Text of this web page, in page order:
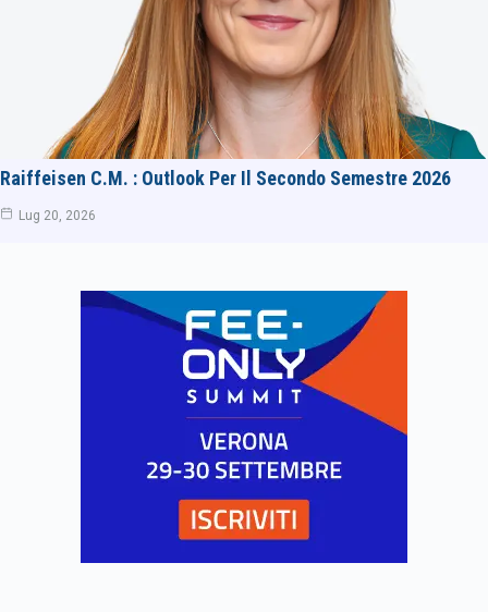
Raiffeisen C.M. : Outlook Per Il Secondo Semestre 2026
Lug 20, 2026